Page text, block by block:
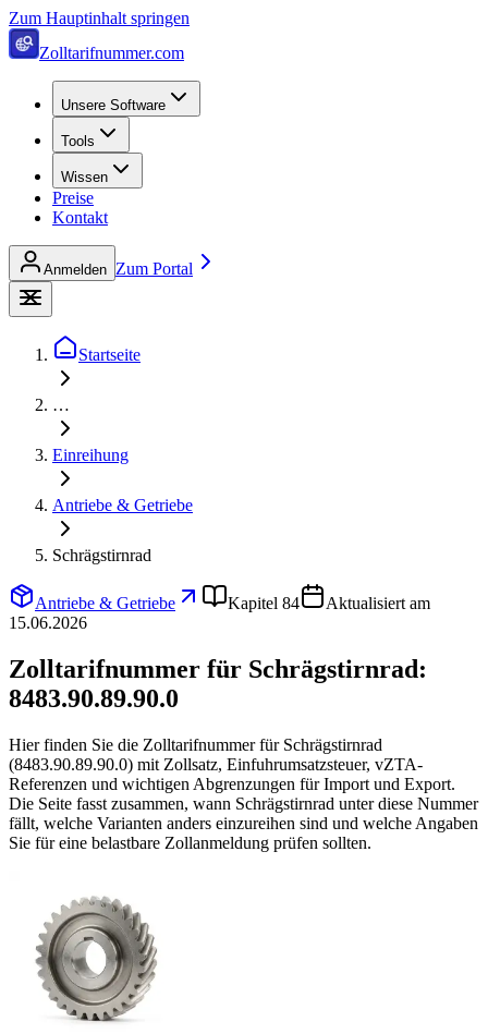
Zum Hauptinhalt springen
Zolltarifnummer.com
Unsere Software
Tools
Wissen
Preise
Kontakt
Anmelden Zum Portal
Startseite
…
Einreihung
Antriebe & Getriebe
Schrägstirnrad
Antriebe & Getriebe Kapitel 84
Aktualisiert am
15.06.2026
Zolltarifnummer für Schrägstirnrad:
8483.90.89.90.0
Hier finden Sie die Zolltarifnummer für Schrägstirnrad
(8483.90.89.90.0) mit Zollsatz, Einfuhrumsatzsteuer, vZTA-
Referenzen und wichtigen Abgrenzungen für Import und Export.
Die Seite fasst zusammen, wann Schrägstirnrad unter diese Nummer
fällt, welche Varianten anders einzureihen sind und welche Angaben
Sie für eine belastbare Zollanmeldung prüfen sollten.